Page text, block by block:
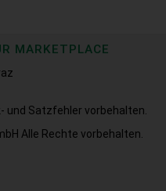
MARKETPLACE
und Satzfehler vorbehalten.
Alle Rechte vorbehalten.